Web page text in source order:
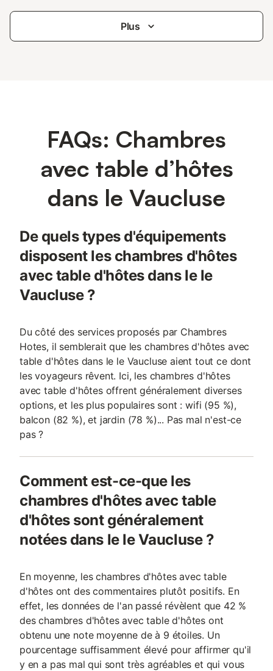
Plus
FAQs: Chambres
avec table d’hôtes
dans le Vaucluse
De quels types d'équipements
disposent les chambres d'hôtes
avec table d'hôtes dans le le
Vaucluse ?
Du côté des services proposés par Chambres
Hotes, il semblerait que les chambres d'hôtes avec
table d'hôtes dans le le Vaucluse aient tout ce dont
les voyageurs rêvent. Ici, les chambres d'hôtes
avec table d'hôtes offrent généralement diverses
options, et les plus populaires sont : wifi (95 %),
balcon (82 %), et jardin (78 %)... Pas mal n'est-ce
pas ?
Comment est-ce-que les
chambres d'hôtes avec table
d'hôtes sont généralement
notées dans le le Vaucluse ?
En moyenne, les chambres d'hôtes avec table
d'hôtes ont des commentaires plutôt positifs. En
effet, les données de l'an passé révèlent que 42 %
des chambres d'hôtes avec table d'hôtes ont
obtenu une note moyenne de à 9 étoiles. Un
pourcentage suffisamment élevé pour affirmer qu'il
y en a pas mal qui sont très agréables et qui vous